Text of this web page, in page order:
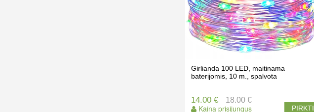
Girlianda 100 LED, maitinama
baterijomis, 10 m., spalvota
14.00 €
Kaina prisijungus
18.00 €
PIRKTI